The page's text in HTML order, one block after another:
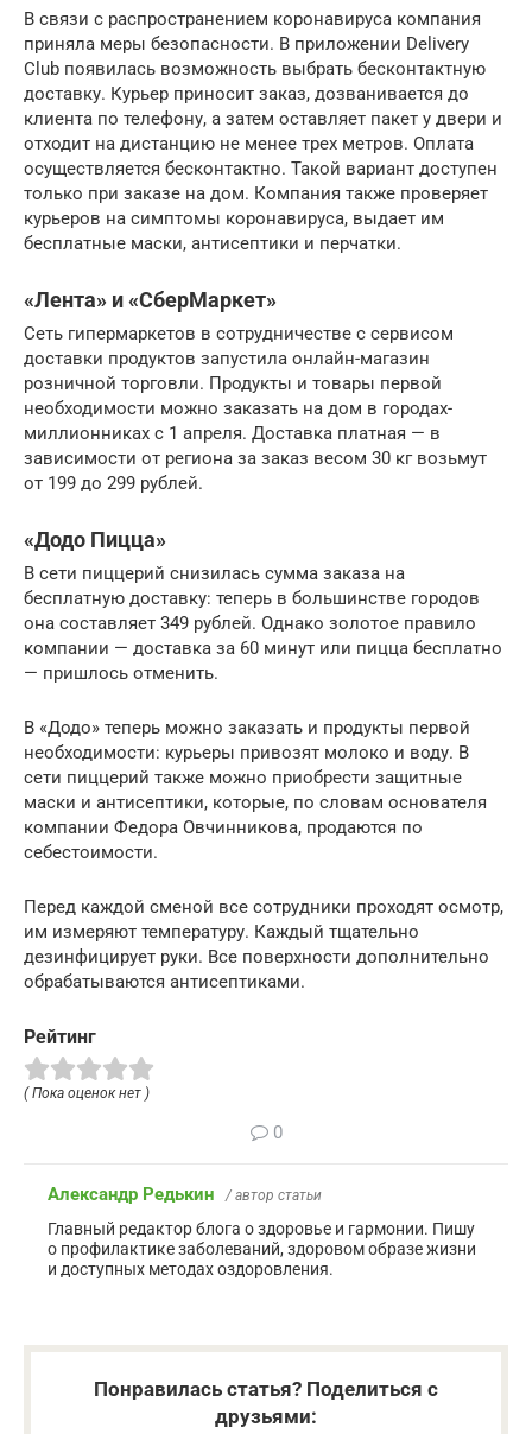
В связи с распространением коронавируса компания
приняла меры безопасности. В приложении Delivery
Club появилась возможность выбрать бесконтактную
доставку. Курьер приносит заказ, дозванивается до
клиента по телефону, а затем оставляет пакет у двери и
отходит на дистанцию не менее трех метров. Оплата
осуществляется бесконтактно. Такой вариант доступен
только при заказе на дом. Компания также проверяет
курьеров на симптомы коронавируса, выдает им
бесплатные маски, антисептики и перчатки.
«Лента» и «СберМаркет»
Сеть гипермаркетов в сотрудничестве с сервисом
доставки продуктов запустила онлайн-магазин
розничной торговли. Продукты и товары первой
необходимости можно заказать на дом в городах-
миллионниках с 1 апреля. Доставка платная — в
зависимости от региона за заказ весом 30 кг возьмут
от 199 до 299 рублей.
«Додо Пицца»
В сети пиццерий снизилась сумма заказа на
бесплатную доставку: теперь в большинстве городов
она составляет 349 рублей. Однако золотое правило
компании — доставка за 60 минут или пицца бесплатно
— пришлось отменить.
В «Додо» теперь можно заказать и продукты первой
необходимости: курьеры привозят молоко и воду. В
сети пиццерий также можно приобрести защитные
маски и антисептики, которые, по словам основателя
компании Федора Овчинникова, продаются по
себестоимости.
Перед каждой сменой все сотрудники проходят осмотр,
им измеряют температуру. Каждый тщательно
дезинфицирует руки. Все поверхности дополнительно
обрабатываются антисептиками.
Рейтинг
( Пока оценок нет )
0
Александр Редькин / автор статьи
Главный редактор блога о здоровье и гармонии. Пишу
о профилактике заболеваний, здоровом образе жизни
и доступных методах оздоровления.
Понравилась статья? Поделиться с
друзьями: